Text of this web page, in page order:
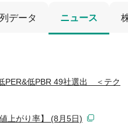
データ ニュース
PER&低PBR 49社選出 ＜テク
上がり率】 (8月5日)